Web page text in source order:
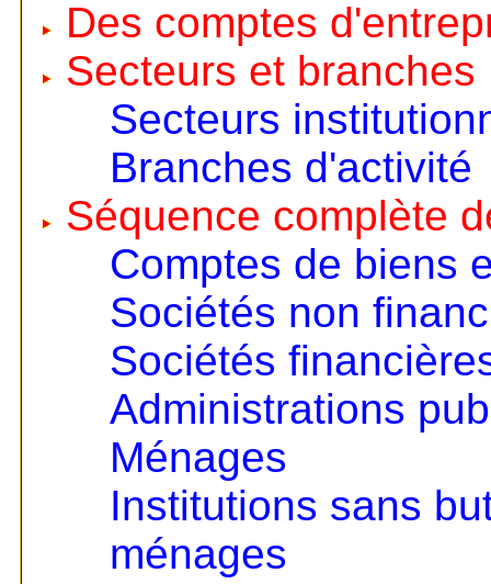
Des comptes
Secteurs et branches
Secteurs
Branches d'activité
Séquence complète
Comptes de biens
Sociétés non
Sociétés
Administrations
Ménages
Institutions sans
ménages